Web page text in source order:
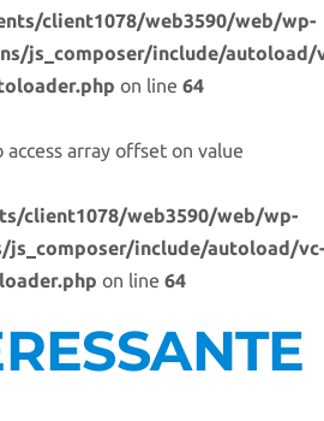
client1078/web3590/web/wp-
js_composer/include/autoload/
on line 64
access array offset on value
client1078/web3590/web/wp-
js_composer/include/autoload/vc-
on line 64